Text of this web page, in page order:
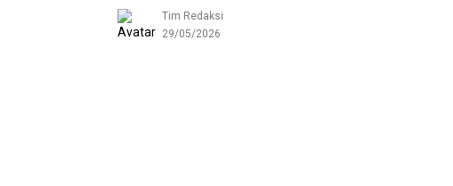
Tim Redaksi
29/05/2026